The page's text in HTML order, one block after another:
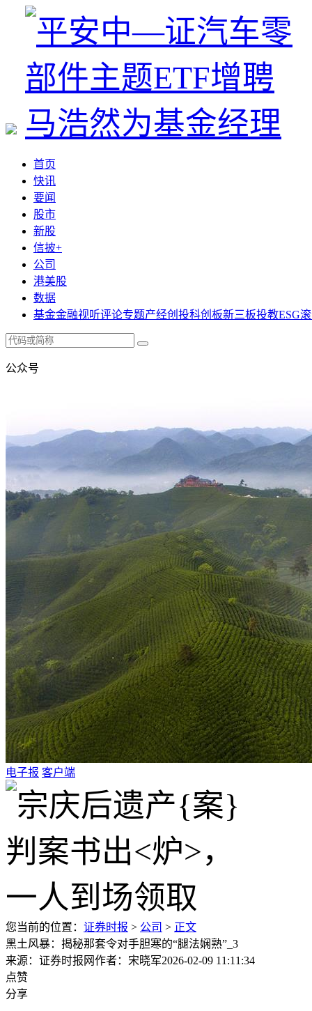
首页
快讯
要闻
股市
新股
信披+
公司
港美股
数据
基金金融视听评论专题产经创投科创板新三板投教ESG
公众号
电子报 客户端
您当前的位置： 证券时报 > 公司 > 正文
黑土风暴：揭秘那套令对手胆寒的“腿法娴熟”_3
来源：证券时报网作者：宋晓军2026-02-09 11:11:34
点赞
分享